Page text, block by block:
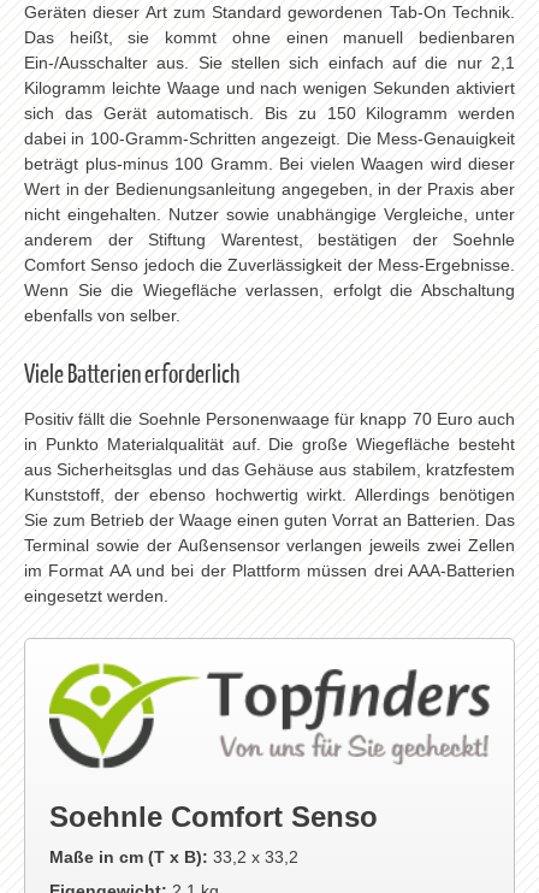
Geräten dieser Art zum Standard gewordenen Tab-On Technik.
Das heißt, sie kommt ohne einen manuell bedienbaren
Ein-/Ausschalter aus. Sie stellen sich einfach auf die nur 2,1
Kilogramm leichte Waage und nach wenigen Sekunden aktiviert
sich das Gerät automatisch. Bis zu 150 Kilogramm werden
dabei in 100-Gramm-Schritten angezeigt. Die Mess-Genauigkeit
beträgt plus-minus 100 Gramm. Bei vielen Waagen wird dieser
Wert in der Bedienungsanleitung angegeben, in der Praxis aber
nicht eingehalten. Nutzer sowie unabhängige Vergleiche, unter
anderem der Stiftung Warentest, bestätigen der Soehnle
Comfort Senso jedoch die Zuverlässigkeit der Mess-Ergebnisse.
Wenn Sie die Wiegefläche verlassen, erfolgt die Abschaltung
ebenfalls von selber.
Viele Batterien erforderlich
Positiv fällt die Soehnle Personenwaage für knapp 70 Euro auch
in Punkto Materialqualität auf. Die große Wiegefläche besteht
aus Sicherheitsglas und das Gehäuse aus stabilem, kratzfestem
Kunststoff, der ebenso hochwertig wirkt. Allerdings benötigen
Sie zum Betrieb der Waage einen guten Vorrat an Batterien. Das
Terminal sowie der Außensensor verlangen jeweils zwei Zellen
im Format AA und bei der Plattform müssen drei AAA-Batterien
eingesetzt werden.
Soehnle Comfort Senso
Maße in cm (T x B): 33,2 x 33,2